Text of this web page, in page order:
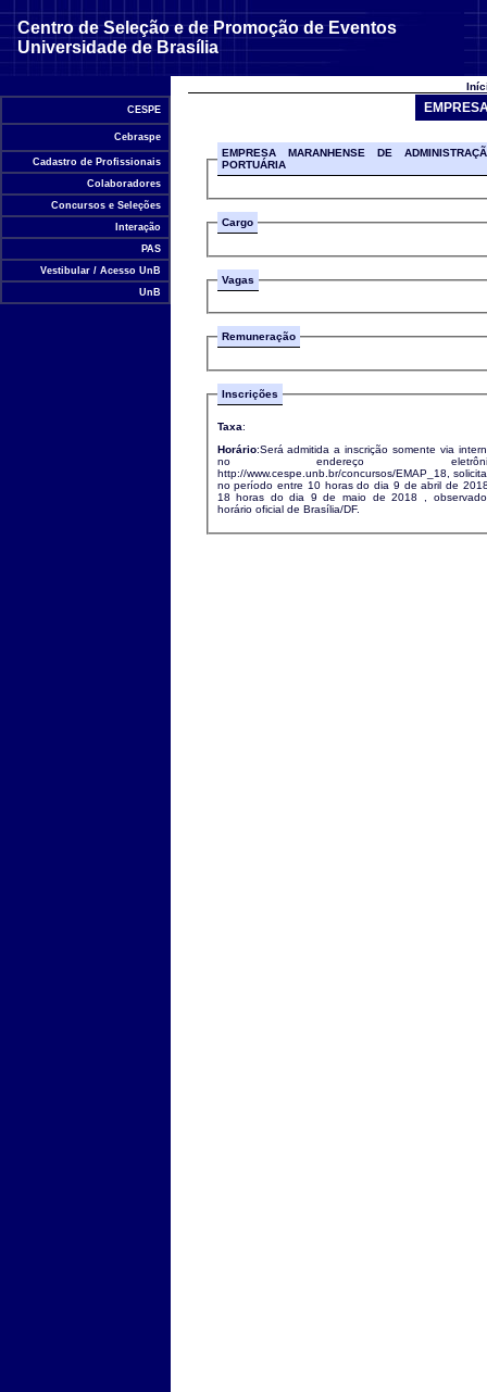
Centro de Seleção e de Promoção de Eventos
Universidade de Brasília
CESPE
Cebraspe
Cadastro de Profissionais
Colaboradores
Concursos e Seleções
Interação
PAS
Vestibular / Acesso UnB
UnB
EMPRESA MARANHENSE DE
PORTUÁRIA
Cargo
Vagas
Remuneração
Inscrições
Taxa:
Horário:Será admitida a inscrição somente via
no endereço
http://www.cespe.unb.br/concursos/EMAP_18, solicitada
no período entre 10 horas do dia 9 de abril de
18 horas do dia 9 de maio de 2018 , observado o
horário oficial de Brasília/DF.